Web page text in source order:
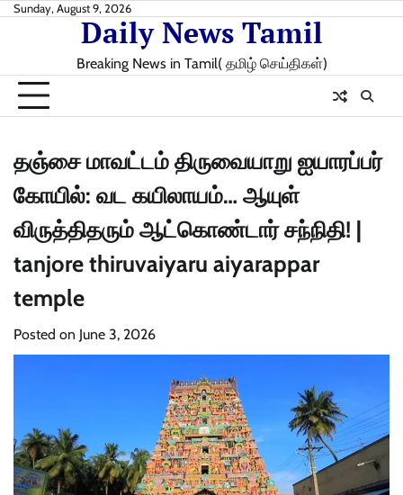
SkipSunday, August 9, 2026
Daily News Tamil
Breaking News in Tamil( தமிழ் செய்திகள்)
தஞ்சை மாவட்டம் திருவையாறு ஐயாரப்பர்
கோயில்: வட கயிலாயம்… ஆயுள்
விருத்திதரும் ஆட்கொண்டார் சந்நிதி! |
tanjore thiruvaiyaru aiyarappar
temple
Posted on June 3, 2026